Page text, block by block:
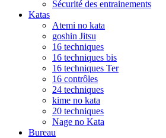
Sécurité des entrainements
Katas
Atemi no kata
goshin Jitsu
16 techniques
16 techniques bis
16 techniques Ter
16 contrôles
24 techniques
kime no kata
20 techniques
Nage no Kata
Bureau